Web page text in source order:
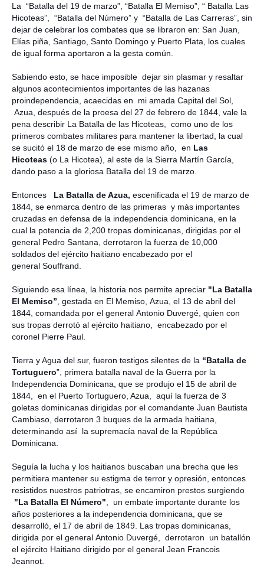
La “Batalla del 19 de marzo”, “Batalla El Memiso”, “ Batalla Las
Hicoteas”, “Batalla del Número” y “Batalla de Las Carreras”, sin
dejar de celebrar los combates que se libraron en: San Juan,
Elías piña, Santiago, Santo Domingo y Puerto Plata, los cuales
de igual forma aportaron a la gesta común.
Sabiendo esto, se hace imposible dejar sin plasmar y resaltar
algunos acontecimientos importantes de las hazanas
proindependencia, acaecidas en mi amada Capital del Sol,
Azua, después de la proesa del 27 de febrero de 1844, vale la
pena describir La Batalla de las Hicoteas, como uno de los
primeros combates militares para mantener la libertad, la cual
se sucitó el 18 de marzo de ese mismo año, en Las
Hicoteas (o La Hicotea), al este de la Sierra Martín García,
dando paso a la gloriosa Batalla del 19 de marzo.
Entonces La Batalla de Azua, escenificada el 19 de marzo de
1844, se enmarca dentro de las primeras y más importantes
cruzadas en defensa de la independencia dominicana, en la
cual la potencia de 2,200 tropas dominicanas, dirigidas por el
general Pedro Santana, derrotaron la fuerza de 10,000
soldados del ejército haitiano encabezado por el
general Souffrand.
Siguiendo esa línea, la historia nos permite apreciar "La Batalla
El Memiso”, gestada en El Memiso, Azua, el 13 de abril del
1844, comandada por el general Antonio Duvergé, quien con
sus tropas derrotó al ejército haitiano, encabezado por el
coronel Pierre Paul.
Tierra y Agua del sur, fueron testigos silentes de la “Batalla de
Tortuguero”, primera batalla naval de la Guerra por la
Independencia Dominicana, que se produjo el 15 de abril de
1844, en el Puerto Tortuguero, Azua, aquí la fuerza de 3
goletas dominicanas dirigidas por el comandante Juan Bautista
Cambiaso, derrotaron 3 buques de la armada haitiana,
determinando así la supremacía naval de la República
Dominicana.
Seguía la lucha y los haitianos buscaban una brecha que les
permitiera mantener su estigma de terror y opresión, entonces
resistidos nuestros patriotras, se encamiron prestos surgiendo
"La Batalla El Número", un embate importante durante los
años posteriores a la independencia dominicana, que se
desarrolló, el 17 de abril de 1849. Las tropas dominicanas,
dirigida por el general Antonio Duvergé, derrotaron un batallón
el ejército Haitiano dirigido por el general Jean Francois
Jeannot.